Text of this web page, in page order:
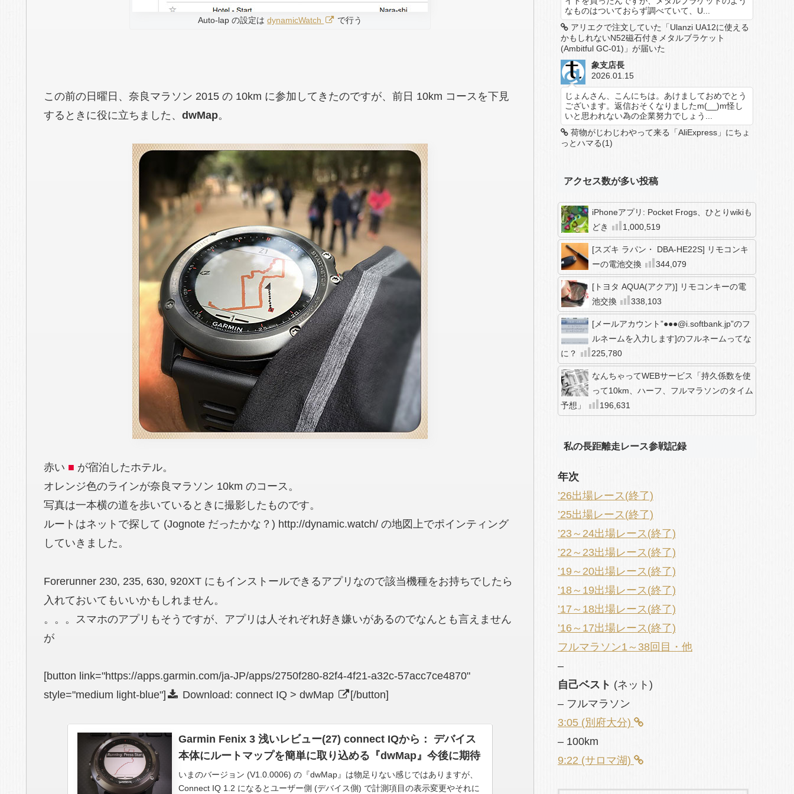
Auto-lap の設定はdynamicWatch で行う
この前の日曜日、奈良マラソン 2015 の 10km に参加してきたのですが、前日 10km コースを下見
するときに役に立ちました、 dwMap。
赤い ■ が宿泊したホテル。
オレンジ色のラインが奈良マラソン 10km のコース。
写真は一本横の道を歩いているときに撮影したものです。
ルートはネットで探して (Jognote だったかな？) http://dynamic.watch/ の地図上でポインティング
していきました。
Forerunner 230, 235, 630, 920XT にもインストールできるアプリなので該当機種をお持ちでしたら
入れておいてもいいかもしれません。
。。。スマホのアプリもそうですが、アプリは人それぞれ好き嫌いがあるのでなんとも言えません
が
[button link="https://apps.garmin.com/ja-JP/apps/2750f280-82f4-4f21-a32c-57acc7ce4870"
style="medium light-blue"]
Download: connect IQ > dwMap [/button]
Garmin Fenix 3 浅いレビュー(27) connect IQから： デバイス
本体にルートマップを簡単に取り込める『dwMap』今後に期待
いまのバージョン (V1.0.0006) の『dwMap』は物足りない感じではありますが、
Connect IQ 1.2 になるとユーザー側 (デバイス側) で計測項目の表示変更やそれに
なものはついておらず調べていて、U...
アリエクで注文していた「Ulanzi UA12に使える
かもしれないN52磁石付きメタルブラケット
(Ambitful GC-01)」が届いた
象支店長
2026.01.15
じょんさん、こんにちは。あけましておめでとう
ございます。返信おそくなりましたm(__)m怪し
いと思われない為の企業努力でしょう...
荷物がじわじわやって来る「AliExpress」にちょ
っとハマる(1)
アクセス数が多い投稿
iPhoneアプリ: Pocket Frogs、ひとりwikiも
どき
1,000,519
[スズキ ラパン・ DBA-HE22S] リモコンキ
ーの電池交換
344,079
[トヨタ AQUA(アクア)] リモコンキーの電
池交換
338,103
[メールアカウント”●●●@i.softbank.jp”のフ
ルネームを入力します]のフルネームってな
に？
225,780
なんちゃってWEBサービス「持久係数を使
って10km、ハーフ、フルマラソンのタイム
予想」
196,631
私の長距離走レース参戦記録
年次
’26出場レース(終了)
’25出場レース(終了)
’23～24出場レース(終了)
’22～23出場レース(終了)
’19～20出場レース(終了)
’18～19出場レース(終了)
’17～18出場レース(終了)
’16～17出場レース(終了)
フルマラソン1～38回目・他
–
自己ベスト (ネット)
– フルマラソン
3:05 (別府大分)
– 100km
9:22 (サロマ湖)